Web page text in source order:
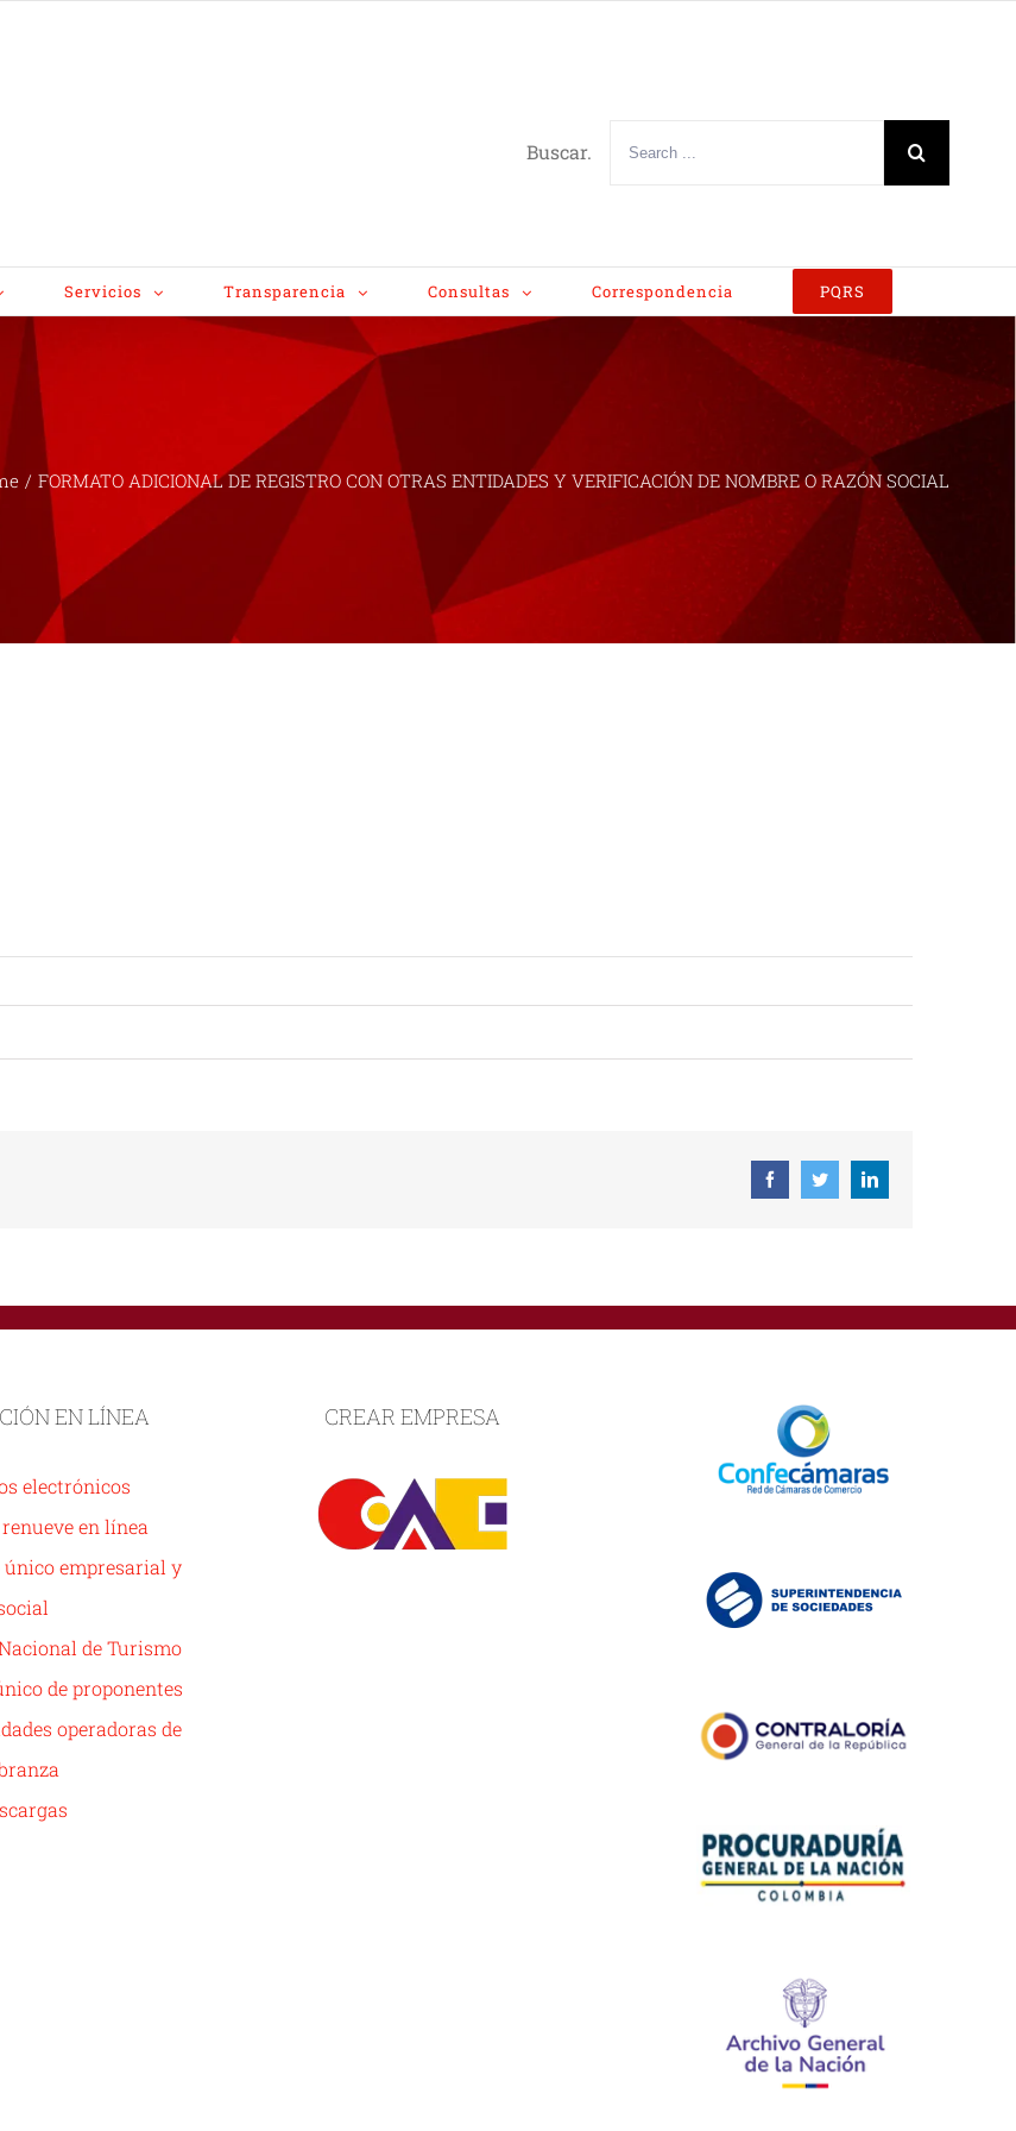
Buscar.
Servicios Transparencia Consultas Correspondencia PQRS
/ FORMATO ADICIONAL DE REGISTRO CON OTRAS ENTIDADES Y VERIFICACIÓN DE NOMBRE O RAZÓN SOCIAL
FacebookTwitterLinkedin
EN LÍNEA
electrónicos
en línea
único empresarial y
de Turismo
de proponentes
operadoras de
CREAR EMPRESA